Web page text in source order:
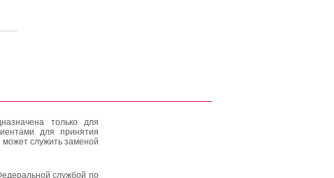
только для
для принятия
служить заменой
службой по